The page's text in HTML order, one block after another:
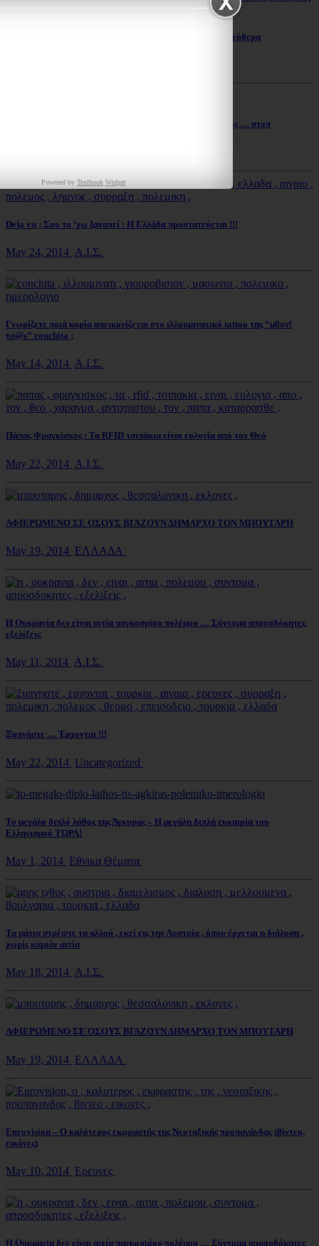
Στην Αμερική δεν το κρύβουν! Το “θηρίο” πλασάρεται ελεύθερα
Ψαχτήρι και Σεισμός – Δεν είναι φυσικός … Είναι τεχνητός … στοπ
Deja vu ; Σου το ‘χω ξαναπεί : Η Ελλάδα προστατεύεται !!!
May 24, 2014 Α.Ι.Σ.
Γνωρίζετε ποιά κυρία απεικονίζεται στο ιλλουμινατικό tattoo της “μ0υν!
τσ@s” conchita ;
May 14, 2014 Α.Ι.Σ.
Πάπας Φραγκίσκος : Τα RFID τσιπάκια είναι ευλογία από τον Θεό
May 22, 2014 Α.Ι.Σ.
ΑΦΙΕΡΩΜΕΝΟ ΣΕ ΟΣΟΥΣ ΒΓΑΖΟΥΝ ΔΗΜΑΡΧΟ ΤΟΝ ΜΠΟΥΤΑΡΗ
May 19, 2014 ΕΛΛΑΔΑ
Η Ουκρανία δεν είναι αιτία παγκοσμίου πολέμου … Σύντομα απροσδόκητες
εξελίξεις
May 11, 2014 Α.Ι.Σ.
Ξυπνήστε … Έρχονται !!!
May 22, 2014 Uncategorized
Το μεγάλο διπλό λάθος της Άγκυρας – Η μεγάλη διπλή ευκαιρία του
Ελληνισμού ΤΩΡΑ!
May 1, 2014 Εθνικα Θέματα
Τα μάτια στρέψτε τα αλλού , εκεί εις την Αυστρία , όπου έρχεται η διάλυση ,
χωρίς καμιάν αιτία
May 18, 2014 Α.Ι.Σ.
ΑΦΙΕΡΩΜΕΝΟ ΣΕ ΟΣΟΥΣ ΒΓΑΖΟΥΝ ΔΗΜΑΡΧΟ ΤΟΝ ΜΠΟΥΤΑΡΗ
May 19, 2014 ΕΛΛΑΔΑ
Eurovision – Ο καλύτερος εκφραστής της Νεοταξικής προπαγάνδας (βίντεο,
εικόνες)
May 10, 2014 Ερευνες
Η Ουκρανία δεν είναι αιτία παγκοσμίου πολέμου … Σύντομα απροσδόκητες
Powered by Textbook Widget